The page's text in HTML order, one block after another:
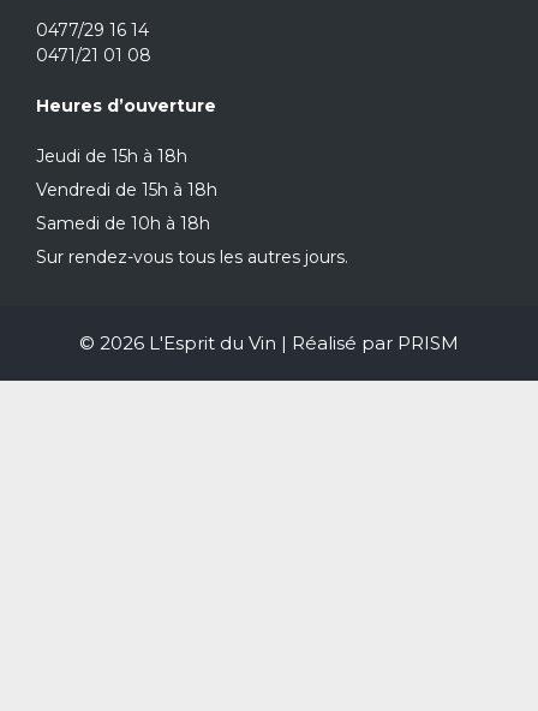
0477/29 16 14
0471/21 01 08
Heures d’ouverture
Jeudi de 15h à 18h
Vendredi de 15h à 18h
Samedi de 10h à 18h
Sur rendez-vous tous les autres jours.
© 2026 L'Esprit du Vin | Réalisé par PRISM